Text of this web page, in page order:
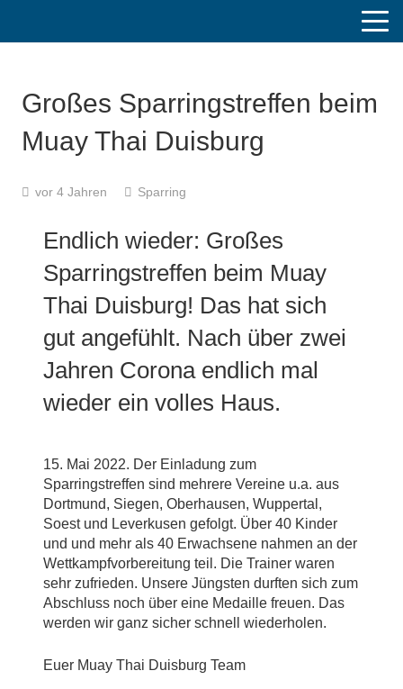
Großes Sparringstreffen beim
Muay Thai Duisburg
vor 4 Jahren Sparring
Endlich wieder: Großes
Sparringstreffen beim Muay
Thai Duisburg! Das hat sich
gut angefühlt. Nach über zwei
Jahren Corona endlich mal
wieder ein volles Haus.
15. Mai 2022. Der Einladung zum
Sparringstreffen sind mehrere Vereine u.a. aus
Dortmund, Siegen, Oberhausen, Wuppertal,
Soest und Leverkusen gefolgt. Über 40 Kinder
und und mehr als 40 Erwachsene nahmen an der
Wettkampfvorbereitung teil. Die Trainer waren
sehr zufrieden. Unsere Jüngsten durften sich zum
Abschluss noch über eine Medaille freuen. Das
werden wir ganz sicher schnell wiederholen.
Euer Muay Thai Duisburg Team